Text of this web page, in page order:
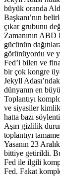
büyük oranda
Başkanı’nın
çıkar grubunu
Zamanının ABD
gücünün
görünüyordu ve
Fed’i bilen ve
bir çok kongre
Jekyll
dünyanın en
Toplantıyı
ve siyasiler
hatta bazı
Aşırı gizlilik
toplantıyı
Yasanın 23
bittiye getirildi.
Fed ile ilgili
Fed. Fakat